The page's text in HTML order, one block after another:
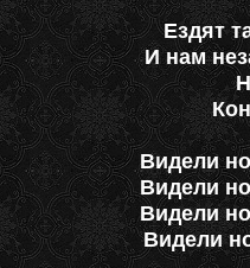
Ездят
И нам
Видели
Видели
Видели
Видели